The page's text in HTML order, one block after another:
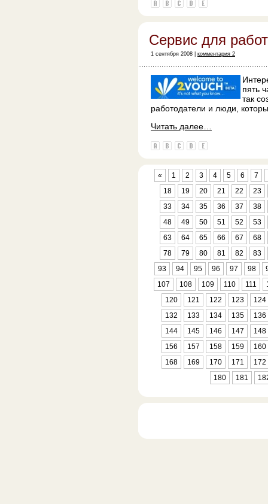
Сервис для
1 сентября 2008 | комментария 2
пять
так
работодатели и люди,
Читать далее…
« 1 2 3 4 5 6 7
18
19 20 21 22
23
33
34 35 36 37
38
48
49 50 51 52
53
63
64 65 66 67
68
78
79 80 81 82
83
93
94 95 96 97 98
107
108 109 110 111
120
121 122 123
124
132
133 134 135
136
144
145 146 147
148
156
157 158 159
160
168
169 170 171
172
180
181